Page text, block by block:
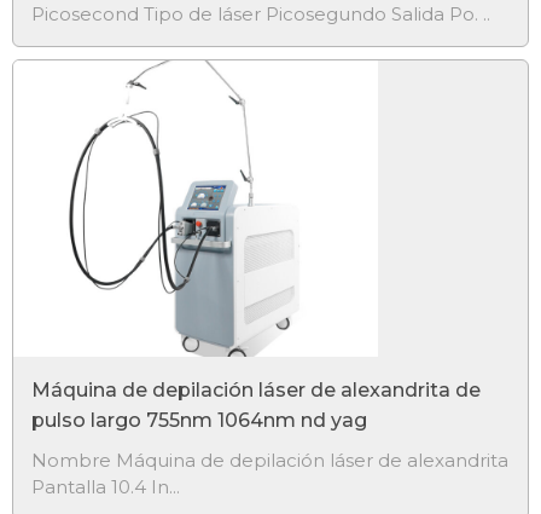
Picosecond Tipo de láser Picosegundo Salida Po. ..
Máquina de depilación láser de alexandrita de
pulso largo 755nm 1064nm nd yag
Nombre Máquina de depilación láser de alexandrita
Pantalla 10.4 In...